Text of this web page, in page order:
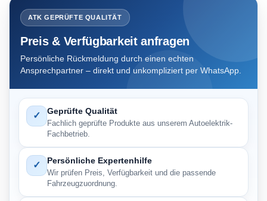
ATK GEPRÜFTE QUALITÄT
Preis & Verfügbarkeit anfragen
Persönliche Rückmeldung durch einen echten
Ansprechpartner – direkt und unkompliziert per WhatsApp.
✓ Geprüfte Qualität
Fachlich geprüfte Produkte aus unserem Autoelektrik-
Fachbetrieb.
✓ Persönliche Expertenhilfe
Wir prüfen Preis, Verfügbarkeit und die passende
Fahrzeugzuordnung.